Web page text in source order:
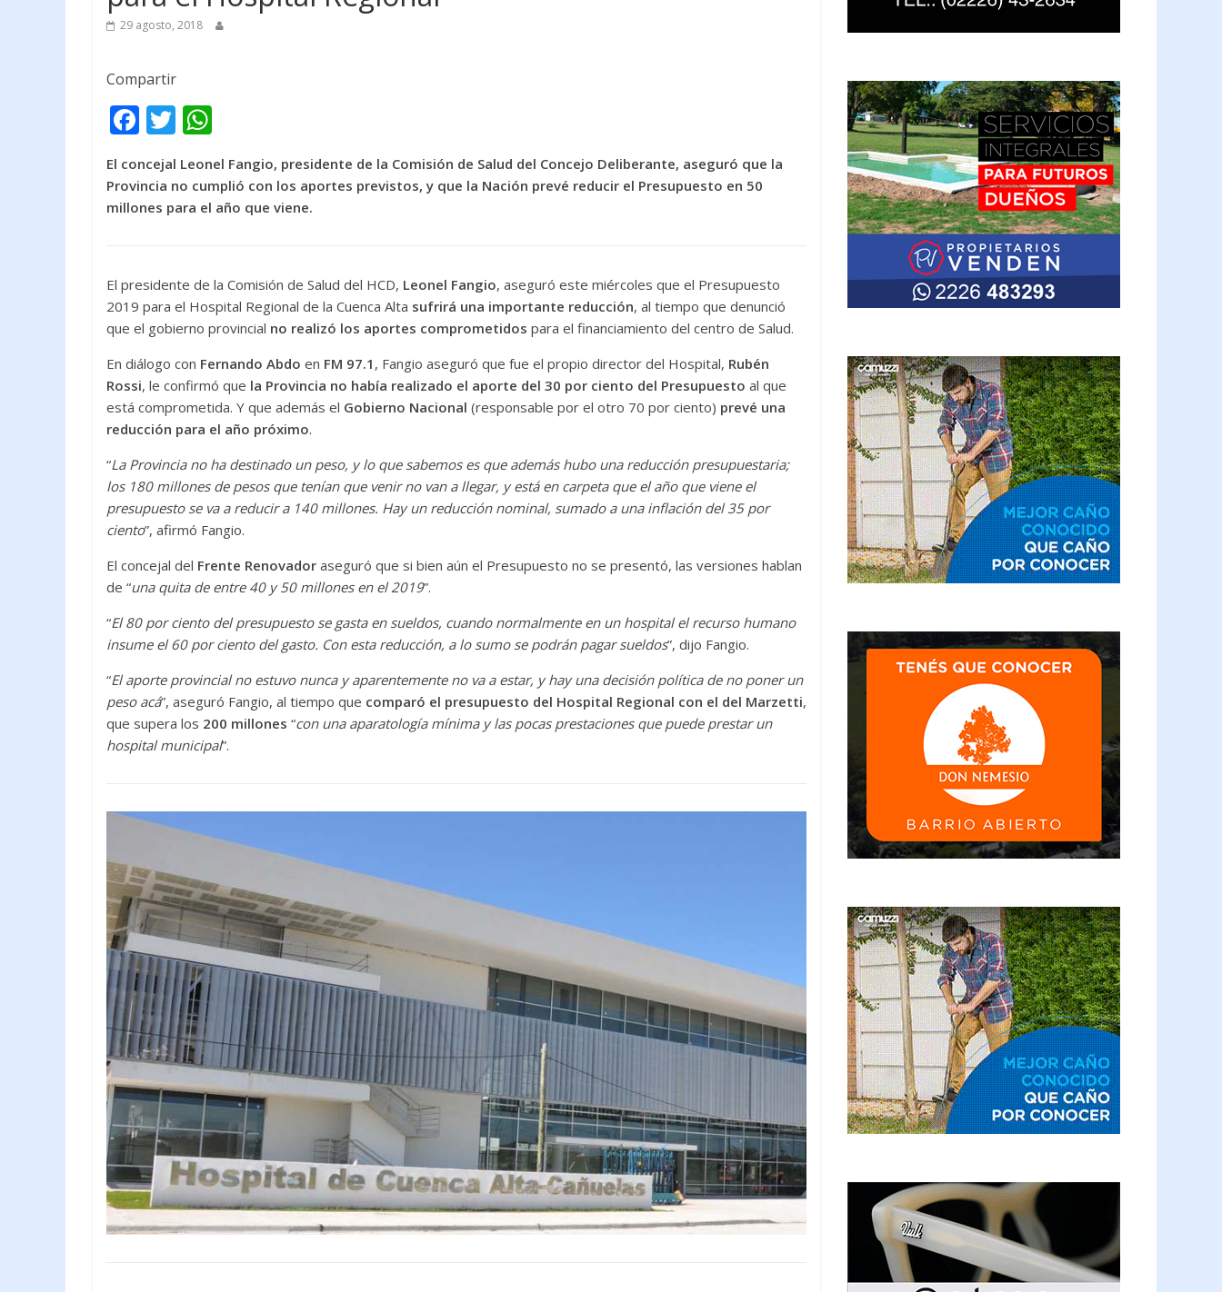
29 agosto, 2018
Compartir
F
ac
e
b
k
T
itt
er
h
at
s
p
El concejal Leonel Fangio, presidente de la Comisión de Salud del Concejo Deliberante, aseguró que la
Provincia no cumplió con los aportes previstos, y que la Nación prevé reducir el Presupuesto en 50
millones para el año que viene.
El presidente de la Comisión de Salud del HCD, Leonel Fangio, aseguró este miércoles que el Presupuesto
2019 para el Hospital Regional de la Cuenca Alta sufrirá una importante reducción, al tiempo que denunció
que el gobierno provincial no realizó los aportes comprometidos para el financiamiento del centro de Salud.
En diálogo con Fernando Abdo en FM 97.1 , Fangio aseguró que fue el propio director del Hospital, Rubén
Rossi, le confirmó que la Provincia no había realizado el aporte del 30 por ciento del Presupuesto al que
está comprometida. Y que además el Gobierno Nacional (responsable por el otro 70 por ciento) prevé una
reducción para el año próximo.
“La Provincia no ha destinado un peso, y lo que sabemos es que además hubo una reducción presupuestaria;
los 180 millones de pesos que tenían que venir no van a llegar, y está en carpeta que el año que viene el
presupuesto se va a reducir a 140 millones. Hay un reducción nominal, sumado a una inflación del 35 por
ciento”, afirmó Fangio.
El concejal del Frente Renovador aseguró que si bien aún el Presupuesto no se presentó, las versiones hablan
de “una quita de entre 40 y 50 millones en el 2019”.
“El 80 por ciento del presupuesto se gasta en sueldos, cuando normalmente en un hospital el recurso humano
insume el 60 por ciento del gasto. Con esta reducción, a lo sumo se podrán pagar sueldos”, dijo Fangio.
“El aporte provincial no estuvo nunca y aparentemente no va a estar, y hay una decisión política de no poner un
peso acá”, aseguró Fangio, al tiempo que comparó el presupuesto del Hospital Regional con el del Marzetti,
que supera los 200 millones “con una aparatología mínima y las pocas prestaciones que puede prestar un
hospital municipal”.